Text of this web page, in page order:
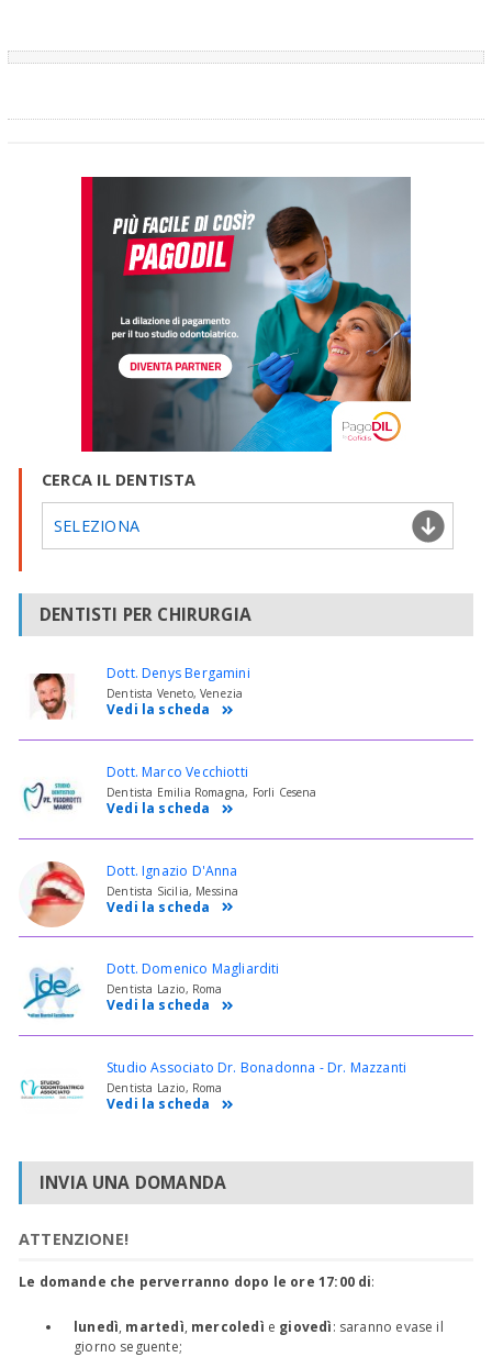
ad una considerazione come questa fatta ora! Poi, tra le cisti non
Odontogene bisogna fare una Diagnosi di Cisti o di Tumore, non si
Prelievo Bioptico per avere una Diagnosi Istopatologica Sicura! In
occorre!!! La grande assente: La Diagnosi! :(
CERCA IL DENTISTA
SELEZIONA
DENTISTI PER CHIRURGIA
Dott. Denys Bergamini
Dentista Veneto, Venezia
Vedi la scheda
Dott. Marco Vecchiotti
Dentista Emilia Romagna, Forli Cesena
Vedi la scheda
Dott. Ignazio D'Anna
Dentista Sicilia, Messina
Vedi la scheda
Dott. Domenico Magliarditi
Dentista Lazio, Roma
Vedi la scheda
Studio Associato Dr. Bonadonna - Dr. Mazzanti
Dentista Lazio, Roma
Vedi la scheda
INVIA UNA DOMANDA
ATTENZIONE!
Le domande che perverranno dopo le ore 17:00 di:
lunedì, martedì, mercoledì e giovedì: saranno evase il
giorno seguente;